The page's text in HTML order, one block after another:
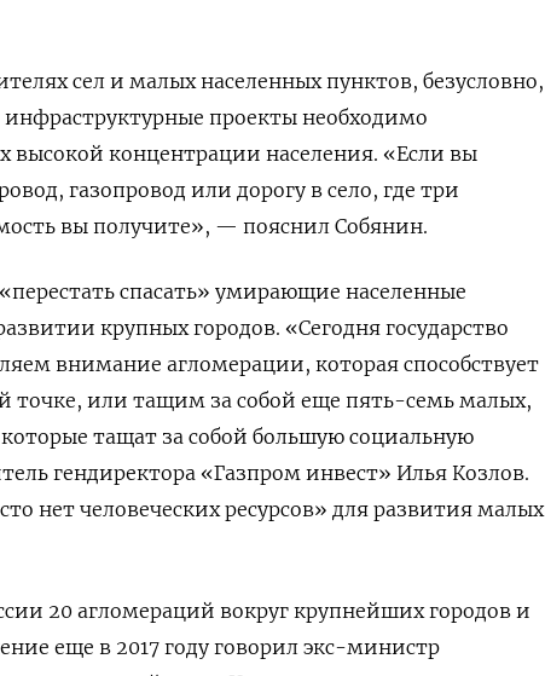
сел и малых населенных пунктов, безусловно,
инфраструктурные проекты необходимо
высокой концентрации населения. «Если вы
газопровод или дорогу в село, где три
вы получите», — пояснил Собянин.
спасать» умирающие населенные
крупных городов. «Сегодня государство
внимание агломерации, которая способствует
точке, или тащим за собой еще пять-семь малых,
тащат за собой большую социальную
гендиректора «Газпром инвест» Илья Козлов.
нет человеческих ресурсов» для развития малых
20 агломераций вокруг крупнейших городов и
еще в 2017 году говорил экс-министр